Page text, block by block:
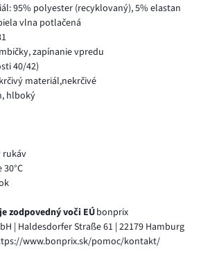
95% polyester (recyklovaný), 5% elastan
vlna potlačená
zapínanie vpredu
40/42)
materiál,nekrčivé
hlboký
rukáv
zodpovedný voči EÚbonprix
| Haldesdorfer Straße 61 | 22179 Hamburg
www.bonprix.sk/pomoc/kontakt/